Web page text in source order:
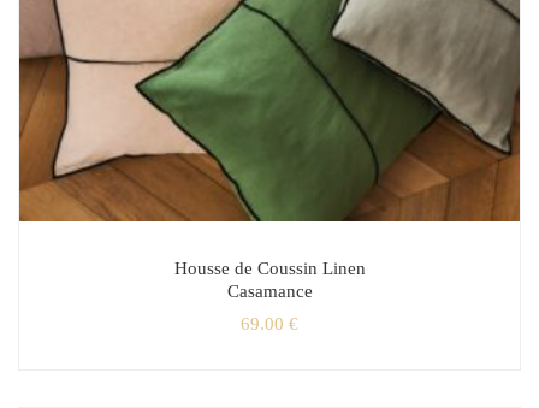
Housse de Coussin Linen
Casamance
69.00 €